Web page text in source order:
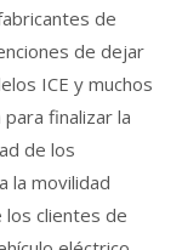
de
de dejar
ICE y muchos
finalizar la
de los
la movilidad
los clientes de